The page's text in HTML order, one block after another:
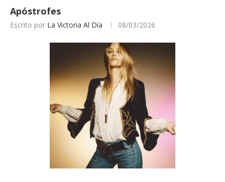
Apóstrofes
Escrito por La Victoria Al Día 08/03/2026